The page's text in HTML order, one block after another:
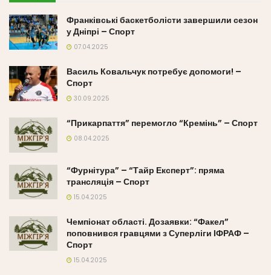
Франківські баскетболісти завершили сезон
у Дніпрі – Спорт
07.04.2025
Василь Ковальчук потребує допомоги! –
Спорт
30.09.2025
“Прикарпаття” перемогло “Кремінь” – Спорт
08.04.2025
“Фурнітура” – “Тайр Експерт”: пряма
трансляція – Спорт
15.04.2025
Чемпіонат області. Дозаявки: “Факел”
поповнився гравцями з Суперліги ІФРАФ –
Спорт
15.04.2025